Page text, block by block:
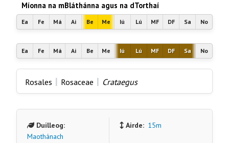
Míonna na mBláthánna agus na dTorthaí
Ea Fe Má Ai Be Me Iú Lú MF DF Sa No
Ea Fe Má Ai Be Me Iú Lú MF DF Sa No
Rosales | Rosaceae | Crataegus
Duilleog:
Maothánach
Airde: 15m